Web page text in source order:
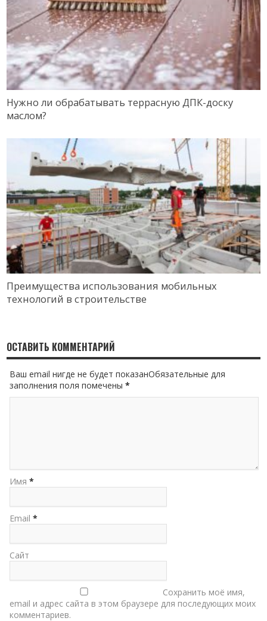
Нужно ли обрабатывать террасную ДПК-доску
маслом?
Преимущества использования мобильных
технологий в строительстве
ОСТАВИТЬ КОММЕНТАРИЙ
Ваш email нигде не будет показанОбязательные для
заполнения поля помечены*
Имя *
Email *
Сайт
Сохранить моё имя,
email и адрес сайта в этом браузере для последующих моих
комментариев.